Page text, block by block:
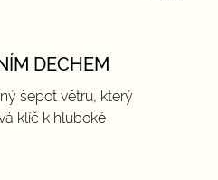
DECHEM
šepot větru, který
klíč k hluboké